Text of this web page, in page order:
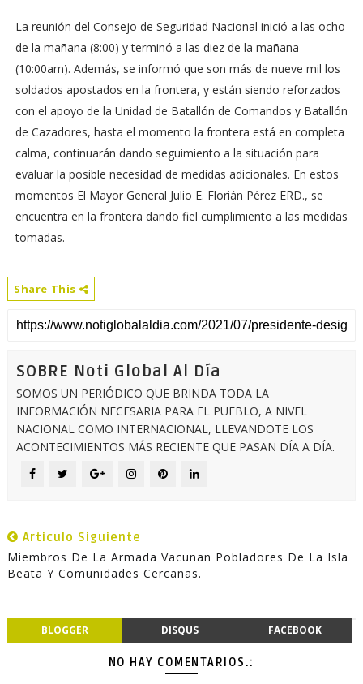
La reunión del Consejo de Seguridad Nacional inició a las ocho
de la mañana (8:00) y terminó a las diez de la mañana
(10:00am). Además, se informó que son más de nueve mil los
soldados apostados en la frontera, y están siendo reforzados
con el apoyo de la Unidad de Batallón de Comandos y Batallón
de Cazadores, hasta el momento la frontera está en completa
calma, continuarán dando seguimiento a la situación para
evaluar la posible necesidad de medidas adicionales. En estos
momentos El Mayor General Julio E. Florián Pérez ERD., se
encuentra en la frontera dando fiel cumplimiento a las medidas
tomadas.
Share This
SOBRE Noti Global Al Día
SOMOS UN PERIÓDICO QUE BRINDA TODA LA
INFORMACIÓN NECESARIA PARA EL PUEBLO, A NIVEL
NACIONAL COMO INTERNACIONAL, LLEVANDOTE LOS
ACONTECIMIENTOS MÁS RECIENTE QUE PASAN DÍA A DÍA.
Articulo Siguiente
Miembros De La Armada Vacunan Pobladores De La Isla
Beata Y Comunidades Cercanas.
BLOGGER DISQUS FACEBOOK
NO HAY COMENTARIOS.: